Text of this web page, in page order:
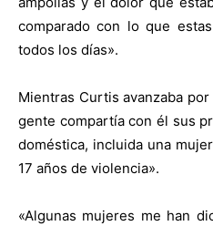
comparado con lo que
todos los días».
Mientras Curtis avanzaba
gente compartía con él sus
doméstica, incluida una
17 años de violencia».
«Algunas mujeres me han